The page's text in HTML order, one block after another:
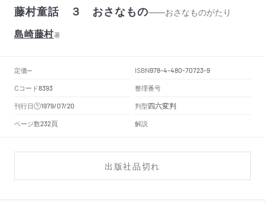
藤村童話 ３ おさなもの——おさなものがたり
島崎藤村著
定価-- ISBN978-4-480-70723-9
Cコード8393
整理番号
刊行日
1979/07/20 判型四六変判
ページ数232頁 解説
出版社品切れ